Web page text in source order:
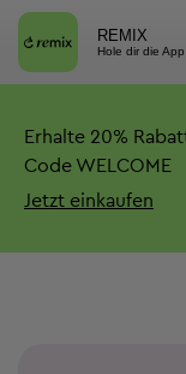
REMIX
Hole dir die
Erhalte 20%
Code WELCOME
Jetzt einkaufen